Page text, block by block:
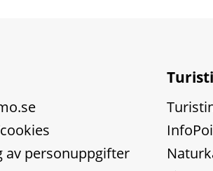
av personuppgifter